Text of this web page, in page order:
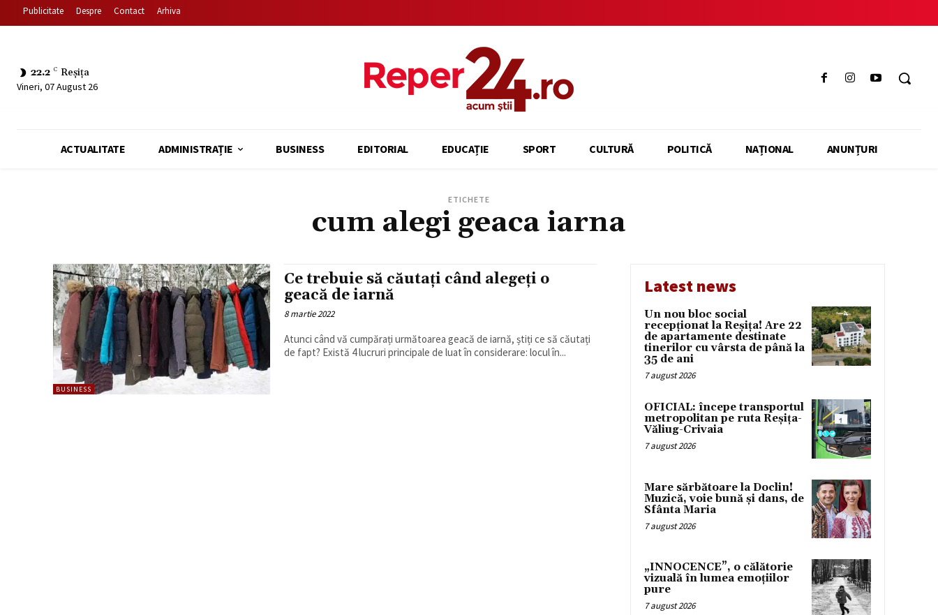
Publicitate Despre Contact Arhiva
22.2 C Reșița
Vineri, 07 August 26
ACTUALITATE ADMINISTRAȚIE BUSINESS EDITORIAL EDUCAȚIE SPORT CULTURĂ POLITICĂ NAȚIONAL ANUNȚURI
ETICHETE
cum alegi geaca iarna
BUSINESS
Ce trebuie să căutați când alegeți o
geacă de iarnă
8 martie 2022
Atunci când vă cumpărați următoarea geacă de iarnă, știți ce să căutați
de fapt? Există 4 lucruri principale de luat în considerare: locul în...
Latest news
Un nou bloc social
recepționat la Reșița! Are 22
de apartamente destinate
tinerilor cu vârsta de până la
35 de ani
7 august 2026
OFICIAL: începe transportul
metropolitan pe ruta Reșița-
Văliug-Crivaia
7 august 2026
Mare sărbătoare la Doclin!
Muzică, voie bună și dans, de
Sfânta Maria
7 august 2026
„INNOCENCE”, o călătorie
vizuală în lumea emoțiilor
pure
7 august 2026